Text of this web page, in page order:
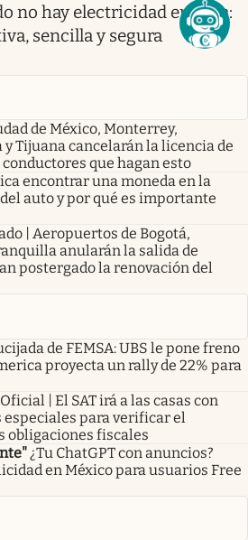
no hay electricidad en casa:
sencilla y segura
de México, Monterrey,
y Tijuana cancelarán la licencia de
que hagan esto
encontrar una moneda en la
auto y por qué es importante
| Aeropuertos de Bogotá,
anularán la salida de
postergado la renovación del
de FEMSA: UBS le pone freno
proyecta un rally de 22% para
Oficial | El SAT irá a las casas con
especiales para verificar el
obligaciones fiscales
¿Tu ChatGPT con anuncios?
en México para usuarios Free